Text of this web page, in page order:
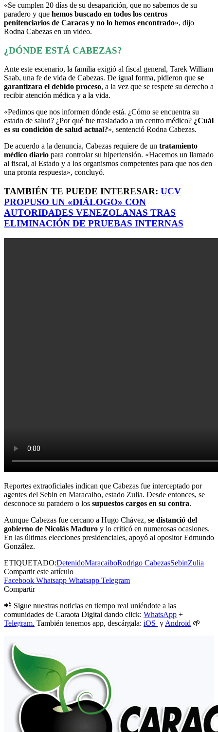
«Se cumplen 20 días de su desaparición, que no sabemos de su
paradero y que hemos buscado en todos los centros
penitenciarios de Caracas y no lo hemos encontrado», dijo
Rodna Cabezas en un video.
¿DÓNDE ESTÁ CABEZAS?
Ante este escenario, la familia exigió al fiscal general, Tarek William
Saab, una fe de vida de Cabezas. De igual forma, pidieron que se
garantizara el debido proceso, a la vez que se respete su derecho a
recibir atención médica y a la vida.
«Pedimos que nos informen dónde está. ¿Cómo se encuentra su
estado de salud? ¿Por qué fue trasladado a un centro médico? ¿Cuál
es su condición de salud actual?», sentenció Rodna Cabezas.
De acuerdo a la denuncia, Cabezas requiere de un tratamiento
médico diario para controlar su hipertensión. «Hacemos un llamado
al fiscal, al Estado y a los organismos competentes para que nos den
una pronta respuesta», concluyó.
TAMBIÉN TE PUEDE INTERESAR: UCV
PROPUSO UN «DIÁLOGO» CON
AUTORIDADES VENEZOLANAS TRAS
ELIMINACIÓN DE PRUEBAS INTERNAS
Reportes extraoficiales indican que Cabezas fue interceptado por
agentes del Sebin en Maracaibo, estado Zulia. Desde entonces, se
desconoce su paradero o los supuestos cargos en su contra.
Aunque Cabezas fue cercano a Hugo Chávez, se distanció del
gobierno de Nicolás Maduro y lo criticó en numerosas ocasiones.
En las últimas elecciones presidenciales, apoyó al opositor Edmundo
González.
ETIQUETADO:DetenidoMaracaiboRodrigo CabezasSebinZulia
Compartir este artículo
Facebook Whatsapp Whatsapp Telegram
Compartir
📲 Sigue nuestras noticias en tiempo real uniéndote a las
comunidades de Caraota Digital dando click: WhatsApp +
Telegram. También tenemos app, descárgala: iOS y Android 🌱